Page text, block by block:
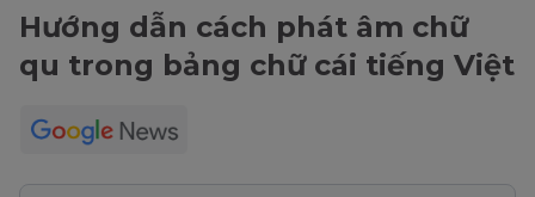
Hướng dẫn cách phát âm chữ
qu trong bảng chữ cái tiếng Việt